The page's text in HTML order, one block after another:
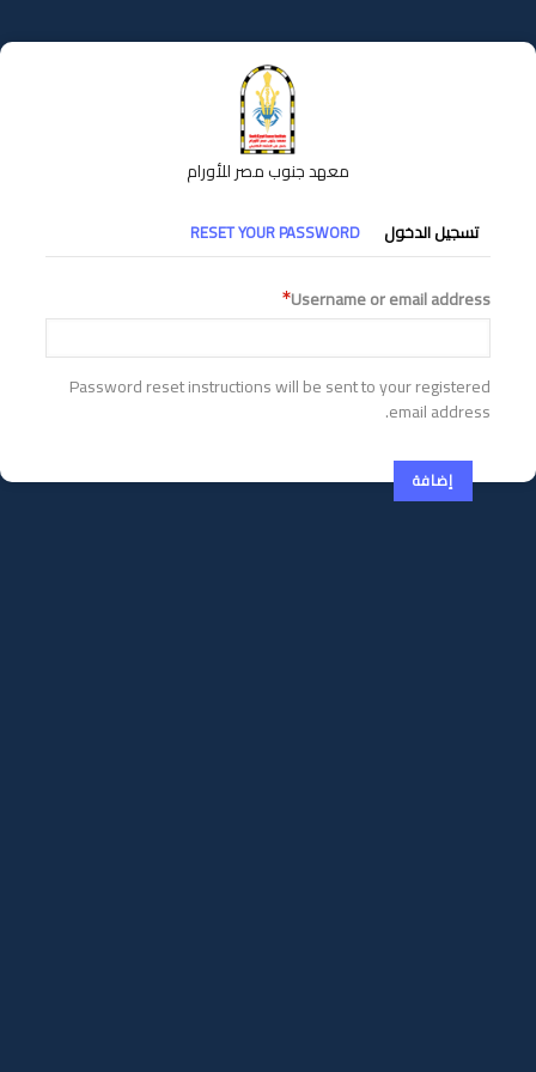
إلى
المحتوى
معهد جنوب مصر للأورام
التبويبات
الأساسية
تسجيل الدخول RESET YOUR PASSWORD
Username or email address
Password reset instructions will be sent to your registered
email address.